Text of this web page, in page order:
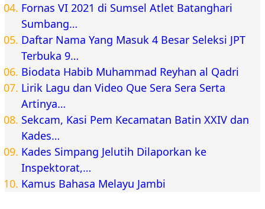
Fornas VI 2021 di Sumsel Atlet Batanghari
Sumbang…
Daftar Nama Yang Masuk 4 Besar Seleksi JPT
Terbuka 9…
Biodata Habib Muhammad Reyhan al Qadri
Lirik Lagu dan Video Que Sera Sera Serta
Artinya…
Sekcam, Kasi Pem Kecamatan Batin XXIV dan
Kades…
Kades Simpang Jelutih Dilaporkan ke
Inspektorat,…
Kamus Bahasa Melayu Jambi